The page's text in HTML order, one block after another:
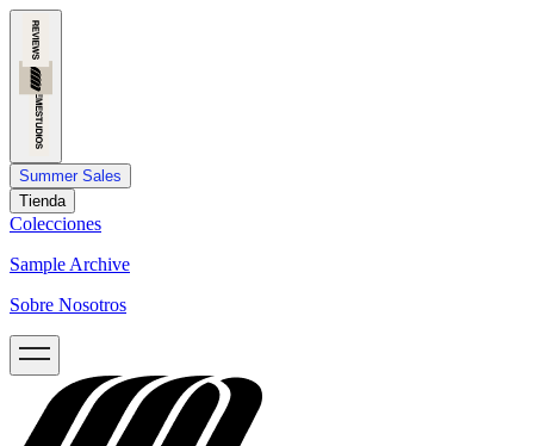
Summer Sales
Tienda
Colecciones
Sample Archive
Sobre Nosotros